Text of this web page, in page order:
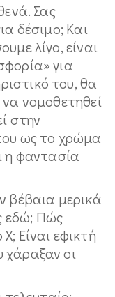
Σας
δέσιμο; Και
λίγο, είναι
για
του, θα
νομοθετηθεί
στην
ως το χρώμα
η φαντασία
βέβαια μερικά
εδώ; Πώς
Είναι εφικτή
οι